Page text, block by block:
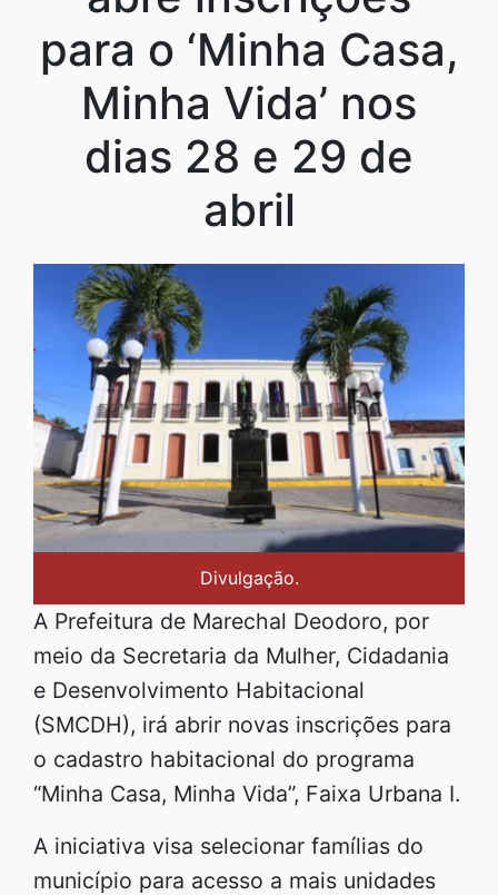
para o ‘Minha Casa,
Minha Vida’ nos
dias 28 e 29 de
abril
Divulgação.
A Prefeitura de Marechal Deodoro, por
meio da Secretaria da Mulher, Cidadania
e Desenvolvimento Habitacional
(SMCDH), irá abrir novas inscrições para
o cadastro habitacional do programa
“Minha Casa, Minha Vida”, Faixa Urbana I.
A iniciativa visa selecionar famílias do
município para acesso a mais unidades